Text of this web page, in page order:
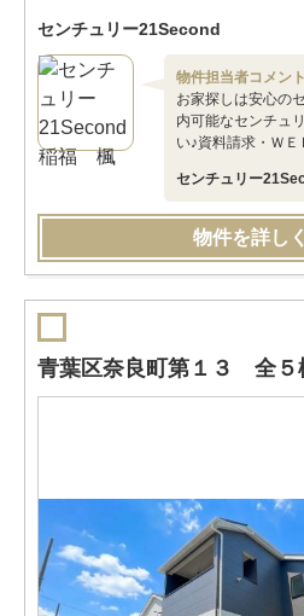
センチュリー21Second
物件担当者コメント
お家探しは安心の
内可能なセンチュ
い♪資料請求・Ｗ
センチュリー
物件を詳し
青葉区奈良町第１３ 全５